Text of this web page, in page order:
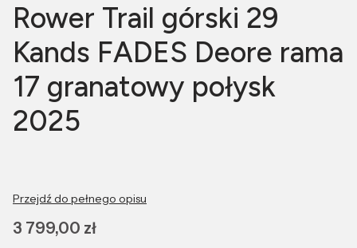
Rower Trail górski 29
Kands FADES Deore rama
17 granatowy połysk
2025
Przejdź do pełnego opisu
Cena
3 799,00 zł